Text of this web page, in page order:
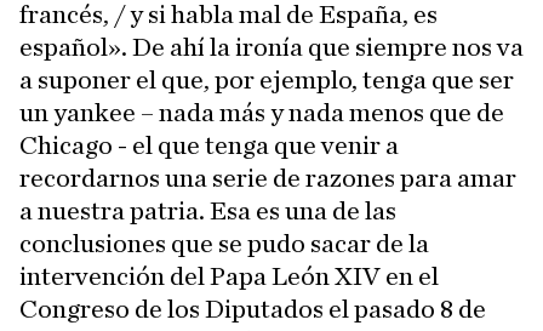
francés, / y si habla mal de España, es
español». De ahí la ironía que siempre nos va
a suponer el que, por ejemplo, tenga que ser
un yankee – nada más y nada menos que de
Chicago - el que tenga que venir a
recordarnos una serie de razones para amar
a nuestra patria. Esa es una de las
conclusiones que se pudo sacar de la
intervención del Papa León XIV en el
Congreso de los Diputados el pasado 8 de